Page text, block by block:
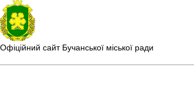
Офіційний сайт Бучанської міської ради